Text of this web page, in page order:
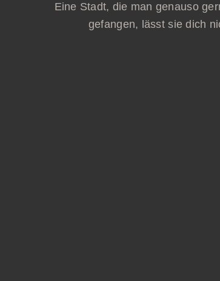
Eine Stadt, die man genauso
gefangen, lässt sie dich